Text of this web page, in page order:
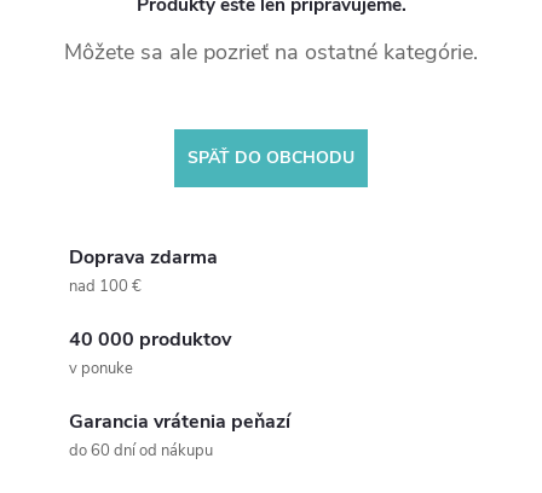
Môžete sa ale pozrieť na ostatné kategórie.
SPÄŤ DO OBCHODU
Doprava zdarma
nad 100 €
40 000 produktov
v ponuke
Garancia vrátenia peňazí
do 60 dní od nákupu